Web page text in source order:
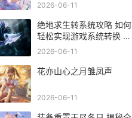
2026-06-11
绝地求生转系统攻略 如何
轻松实现游戏系统转换 解
锁全新体验
2026-06-11
花亦山心之月雏凤声
2026-06-11